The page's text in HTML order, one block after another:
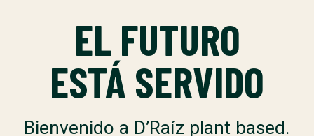
EL FUTURO
ESTÁ SERVIDO
Bienvenido a D’Raíz plant based.